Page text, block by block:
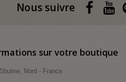
Nous suivre
sur votre boutique
Nord - France